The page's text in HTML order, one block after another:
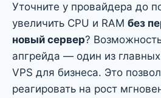
Уточните у провайдера до
увеличить CPU и RAM без
новый сервер?
апгрейда — один из
VPS для бизнеса. Это
реагировать на рост